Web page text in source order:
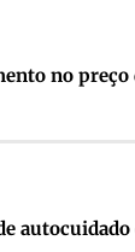
no
autocuidado